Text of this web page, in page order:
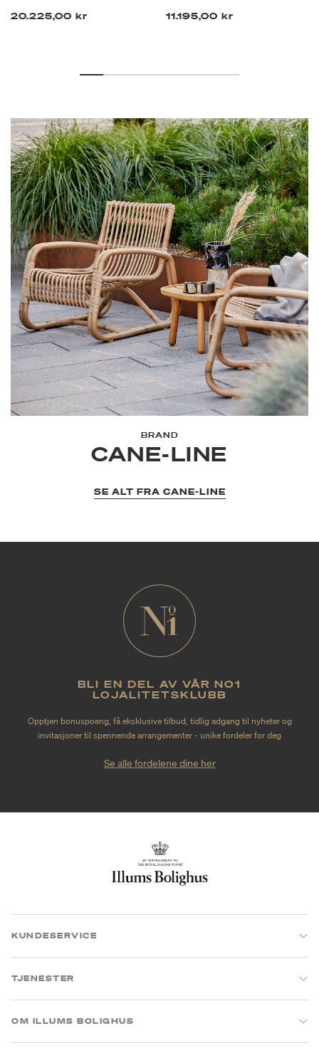
20.225,00 kr
11.195,00 kr
BRAND
CANE-LINE
SE ALT FRA CANE-LINE
BLI EN DEL AV VÅR NO1
LOJALITETSKLUBB
Opptjen bonuspoeng, få eksklusive tilbud, tidlig adgang til nyheter og
invitasjoner til spennende arrangementer - unike fordeler for deg
Se alle fordelene dine her
KUNDESERVICE
TJENESTER
OM ILLUMS BOLIGHUS